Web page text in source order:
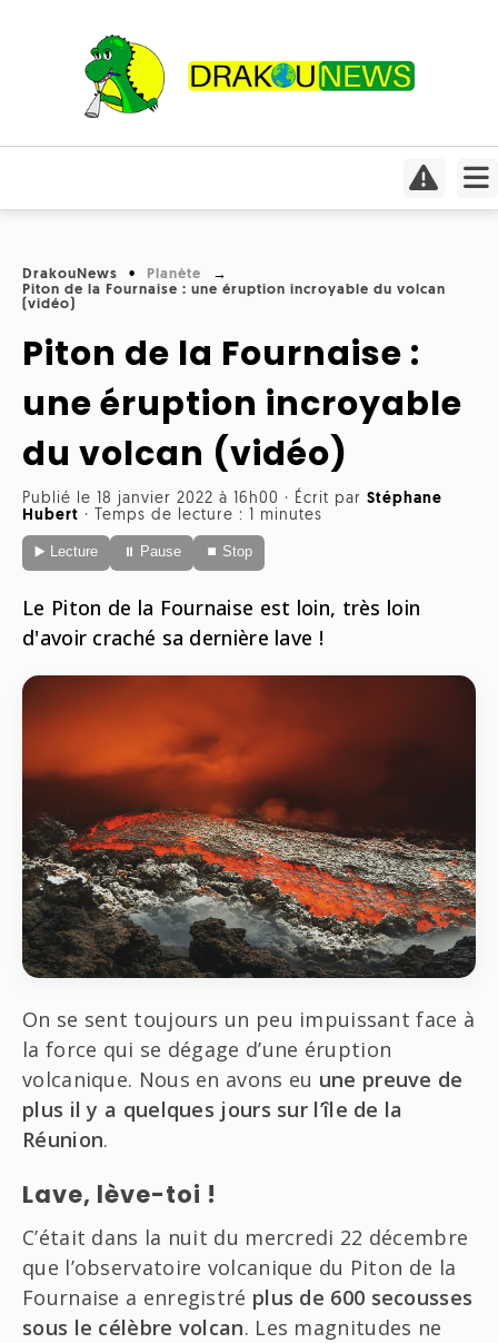
Actualités
Covid-
19
Divers
ONG
Politique
Belge
Politique
Française
Sciences
Société
Culture
Cinéma
Jeux
vidéo
Musique
People
Focus
Humeurs
Insolite
Interviews
Radio
Télévision
Planète
Biodiversité
Sports
DrakouNews
Planète
Piton de la Fournaise : une éruption incroyable du volcan
(vidéo)
Piton de la Fournaise :
une éruption incroyable
du volcan (vidéo)
Publié le 18 janvier 2022 à 16h00 · Écrit par Stéphane
Hubert · Temps de lecture : 1 minutes
▶️ Lecture ⏸ Pause ⏹ Stop
Le Piton de la Fournaise est loin, très loin
d'avoir craché sa dernière lave !
On se sent toujours un peu impuissant face à
la force qui se dégage d’une éruption
volcanique. Nous en avons eu une preuve de
plus il y a quelques jours sur l’île de la
Réunion.
Lave, lève-toi !
C’était dans la nuit du mercredi 22 décembre
que l’observatoire volcanique du Piton de la
Fournaise a enregistré plus de 600 secousses
sous le célèbre volcan. Les magnitudes ne